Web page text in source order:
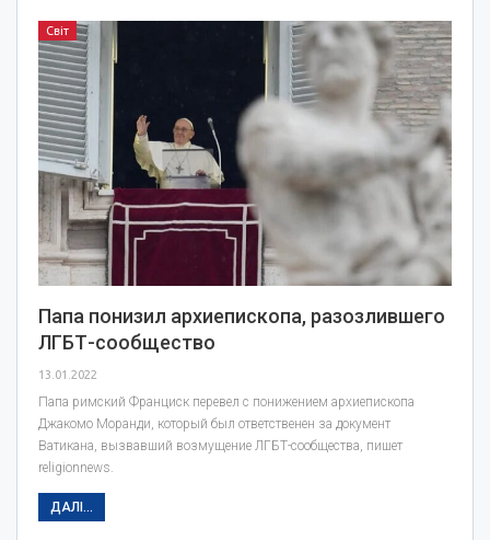
Світ
Папа понизил архиепископа, разозлившего
ЛГБТ-сообщество
13.01.2022
Папа римский Франциск перевел с понижением архиепископа
Джакомо Моранди, который был ответственен за документ
Ватикана, вызвавший возмущение ЛГБТ-сообщества, пишет
religionnews.
ДАЛІ...